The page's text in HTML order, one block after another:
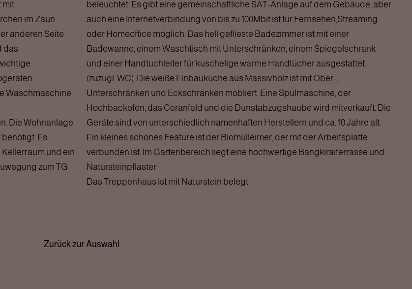
mit
im Zaun
anderen Seite
das
Waschmaschine
Die Wohnanlage
Es
und ein
zum TG
beleuchtet. Es gibt eine gemeinschaftliche SAT-Anlage auf dem Gebäude, aber
auch eine Internetverbindung von bis zu 100Mbit ist für Fernsehen,Streaming
oder Homeoffice möglich. Das hell geflieste Badezimmer ist mit einer
Badewanne, einem Waschtisch mit Unterschränken, einem Spiegelschrank
und einer Handtuchleiter für kuschelige warme Handtücher ausgestattet
(zuzügl. WC). Die weiße Einbauküche aus Massivholz ist mit Ober-,
Unterschränken und Eckschränken möbliert. Eine Spülmaschine, der
Hochbackofen, das Ceranfeld und die Dunstabzugshaube wird mitverkauft. Die
Geräte sind von unterschiedlich namenhaften Herstellern und ca. 10 Jahre alt.
Ein kleines schönes Feature ist der Biomülleimer, der mit der Arbeitsplatte
verbunden ist. Im Gartenbereich liegt eine hochwertige Bangkiraiterrasse und
Natursteinpflaster.
Das Treppenhaus ist mit Naturstein belegt.
Zurück zur Auswahl